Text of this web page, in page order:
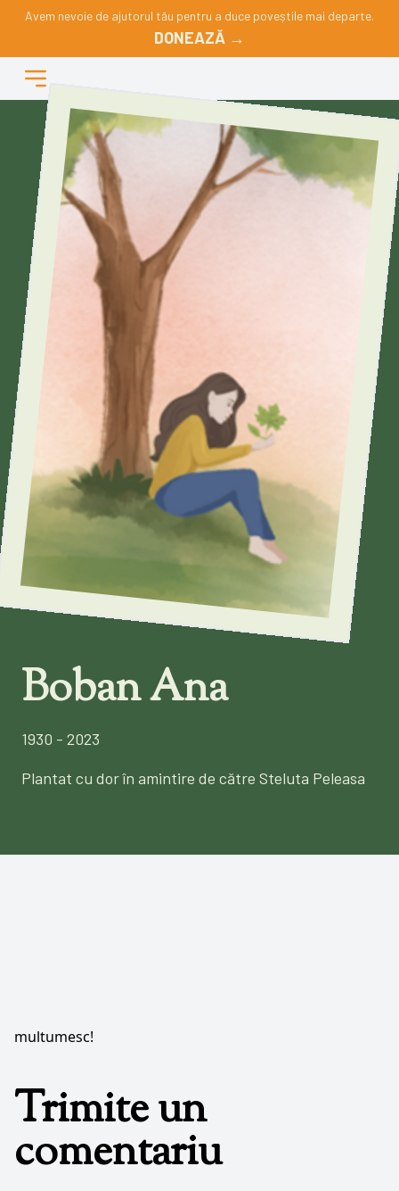
Avem nevoie de ajutorul tău pentru a duce poveștile mai departe.
DONEAZĂ →
Boban Ana
1930 - 2023
Plantat cu dor în amintire de către Steluta Peleasa
multumesc!
Trimite un
comentariu